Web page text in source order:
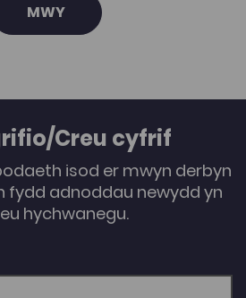
MWY
Creu cyfrif
isod er mwyn derbyn
fydd adnoddau newydd yn
hychwanegu.